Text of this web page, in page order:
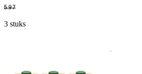
5.97
3 stuks